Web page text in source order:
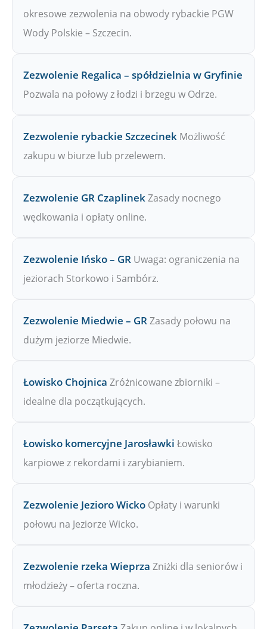
okresowe zezwolenia na obwody rybackie PGW
Wody Polskie – Szczecin.
Zezwolenie Regalica – spółdzielnia w Gryfinie
Pozwala na połowy z łodzi i brzegu w Odrze.
Zezwolenie rybackie Szczecinek Możliwość
zakupu w biurze lub przelewem.
Zezwolenie GR CzaplinekZasady nocnego
wędkowania i opłaty online.
Zezwolenie Ińsko – GR Uwaga: ograniczenia na
jeziorach Storkowo i Sambórz.
Zezwolenie Miedwie – GRZasady połowu na
dużym jeziorze Miedwie.
Łowisko Chojnica Zróżnicowane zbiorniki –
idealne dla początkujących.
Łowisko komercyjne Jarosławki Łowisko
karpiowe z rekordami i zarybianiem.
Zezwolenie Jezioro Wicko Opłaty i warunki
połowu na Jeziorze Wicko.
Zezwolenie rzeka Wieprza Zniżki dla seniorów i
młodzieży – oferta roczna.